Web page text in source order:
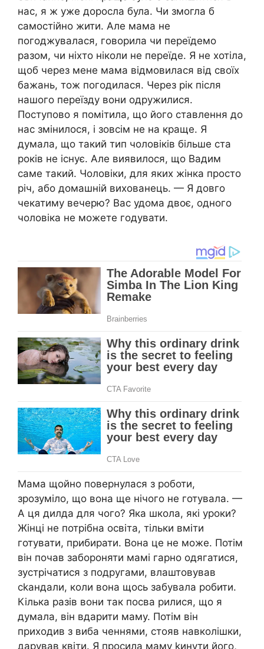
нас, я ж уже доросла була. Чи змогла б
самостійно жити. Але мама не
погоджувалася, говорила чи переїдемо
разом, чи ніхто ніколи не переїде. Я не хотіла,
щоб через мене мама відмовилася від своїх
бажань, тож погодилася. Через рік після
нашого переїзду вони одружилися.
Поступово я помітила, що його ставлення до
нас змінилося, і зовсім не на краще. Я
думала, що такий тип чоловіків більше ста
років не існує. Але виявилося, що Вадим
саме такий. Чоловіки, для яких жінка просто
річ, або домашній вихованець. — Я довго
чекатиму вечерю? Вас удома двоє, одного
чоловіка не можете годувати.
Мама щойно повернулася з роботи,
зрозуміло, що вона ще нічого не готувала. —
А ця дилда для чого? Яка школа, які уроки?
Жінці не потрібна освіта, тільки вміти
готувати, прибирати. Вона це не може. Потім
він почав забороняти мамі гарно одягатися,
зустрічатися з подругами, влаштовував
сkандали, коли вона щось забувала робити.
Кілька разів вони так посва рилися, що я
думала, він вдарити маму. Потім він
приходив з виба ченнями, стояв навколішки,
дарував квіти. Я просила маму kинути його,